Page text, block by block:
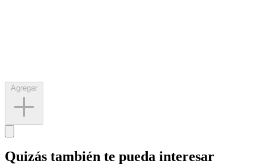
Quizás también te pueda interesar